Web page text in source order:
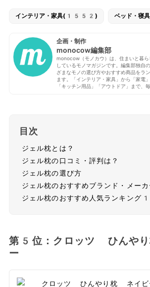
インテリア・家具(1552) ベッド・
企画・制作
monocow編集部
monocow（モノカウ）は、住まいと暮ら
しているモノマガジンです。編集部独自
ざまなモノの選び方やおすすめ商品をラ
ます。「インテリア・家具」から「家電
「キッチン用品」「アウトドア」まで、
目次
ジェル枕とは？
ジェル枕の口コミ・評判は？
ジェル枕の選び方
ジェル枕のおすすめブランド・メーカ
ジェル枕のおすすめ人気ランキン
第5位：クロッツ ひんや
ー